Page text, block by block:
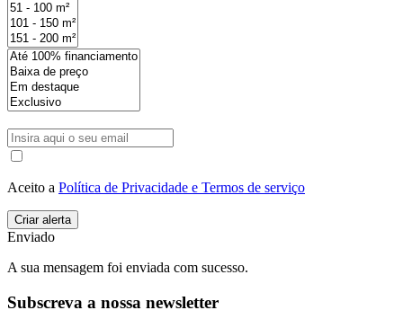
Aceito a Política de Privacidade e Termos de serviço
Enviado
A sua mensagem foi enviada com sucesso.
Subscreva a nossa newsletter